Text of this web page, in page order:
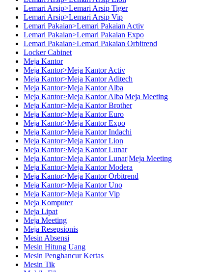
Lemari Arsip>Lemari Arsip Tiger
Lemari Arsip>Lemari Arsip Vip
Lemari Pakaian>Lemari Pakaian Activ
Lemari Pakaian>Lemari Pakaian Expo
Lemari Pakaian>Lemari Pakaian Orbitrend
Locker Cabinet
Meja Kantor
Meja Kantor>Meja Kantor Activ
Meja Kantor>Meja Kantor Aditech
Meja Kantor>Meja Kantor Alba
Meja Kantor>Meja Kantor Alba|Meja Meeting
Meja Kantor>Meja Kantor Brother
Meja Kantor>Meja Kantor Euro
Meja Kantor>Meja Kantor Expo
Meja Kantor>Meja Kantor Indachi
Meja Kantor>Meja Kantor Lion
Meja Kantor>Meja Kantor Lunar
Meja Kantor>Meja Kantor Lunar|Meja Meeting
Meja Kantor>Meja Kantor Modera
Meja Kantor>Meja Kantor Orbitrend
Meja Kantor>Meja Kantor Uno
Meja Kantor>Meja Kantor Vip
Meja Komputer
Meja Lipat
Meja Meeting
Meja Resepsionis
Mesin Absensi
Mesin Hitung Uang
Mesin Penghancur Kertas
Mesin Tik